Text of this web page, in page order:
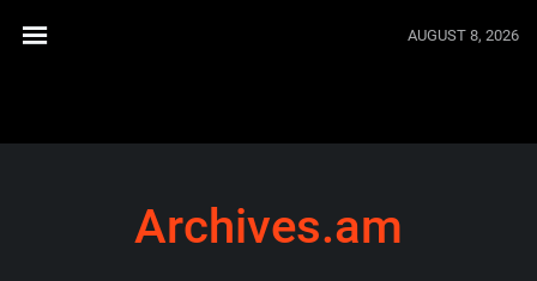
AUGUST 8, 2026
Archives.am